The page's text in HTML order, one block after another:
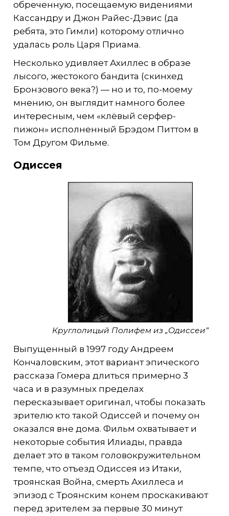
обреченную, посещаемую видениями
Кассандру и Джон Райес-Дэвис (да
ребята, это Гимли) которому отлично
удалась роль Царя Приама.
Несколько удивляет Ахиллес в образе
лысого, жестокого бандита (скинхед
Бронзового века?) — но и то, по-моему
мнению, он выглядит намного более
интересным, чем «клёвый серфер-
пижон» исполненный Брэдом Питтом в
Том Другом Фильме.
Одиссея
Круглолицый Полифем из „Одиссеи”
Выпущенный в 1997 году Андреем
Кончаловским, этот вариант эпического
рассказа Гомера длиться примерно 3
часа и в разумных пределах
пересказывает оригинал, чтобы показать
зрителю кто такой Одиссей и почему он
оказался вне дома. Фильм охватывает и
некоторые события Илиады, правда
делает это в таком головокружительном
темпе, что отъезд Одиссея из Итаки,
троянская Война, смерть Ахиллеса и
эпизод с Троянским конем проскакивают
перед зрителем за первые 30 минут